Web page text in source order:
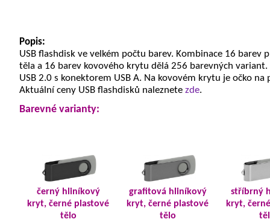
Popis:
USB flashdisk ve velkém počtu barev. Kombinace 16 barev
těla a 16 barev kovového krytu dělá 256 barevných variant.
USB 2.0 s konektorem USB A. Na kovovém krytu je očko na
Aktuální ceny USB flashdisků naleznete zde.
Barevné varianty:
černý hliníkový
kryt, černé plastové
tělo
grafitová hliníkový
kryt, černé plastové
tělo
stříbrný
kryt,